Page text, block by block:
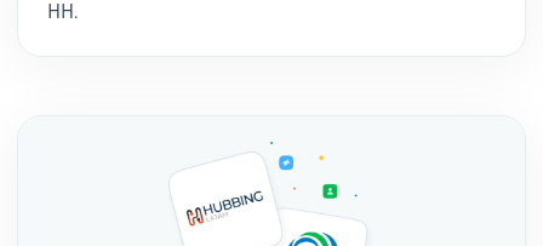
HH.